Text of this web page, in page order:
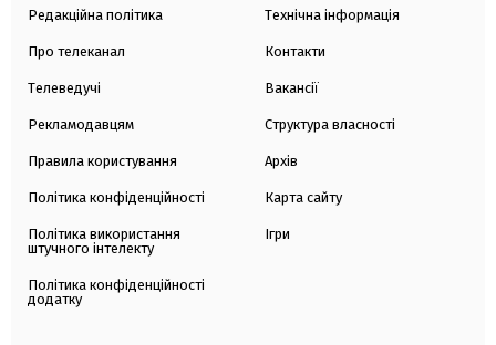
Редакційна політика
Про телеканал
Телеведучі
Рекламодавцям
Правила користування
Політика конфіденційності
Політика використання
штучного інтелекту
Політика конфіденційності
додатку
Технічна інформація
Контакти
Вакансії
Структура власності
Архів
Карта сайту
Ігри